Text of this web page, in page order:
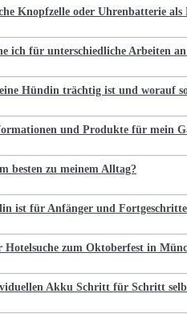
Knopfzelle oder Uhrenbatterie als
ich für unterschiedliche Arbeiten
Hündin trächtig ist und worauf
und Produkte für mein
besten zu meinem Alltag?
ist für Anfänger und
zum Oktoberfest in
Akku Schritt für Schritt